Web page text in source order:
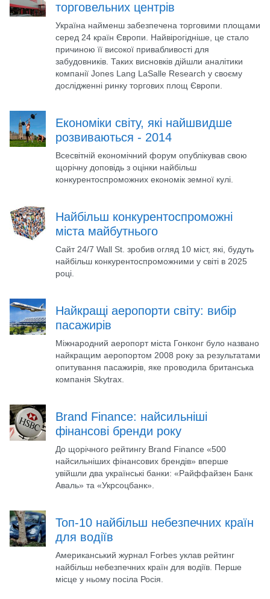
торговельних центрів
Україна найменш забезпечена торговими площами
серед 24 країн Європи. Найвірогідніше, це стало
причиною її високої привабливості для
забудовників. Таких висновків дійшли аналітики
компанії Jones Lang LaSalle Research у своєму
дослідженні ринку торгових площ Європи.
Економіки світу, які найшвидше
розвиваються - 2014
Всесвітній економічний форум опублікував свою
щорічну доповідь з оцінки найбільш
конкурентоспроможних економік земної кулі.
Найбільш конкурентоспроможні
міста майбутнього
Сайт 24/7 Wall St. зробив огляд 10 міст, які, будуть
найбільш конкурентоспроможними у світі в 2025
році.
Найкращі аеропорти світу: вибір
пасажирів
Міжнародний аеропорт міста Гонконг було названо
найкращим аеропортом 2008 року за результатами
опитування пасажирів, яке проводила британська
компанія Skytrax.
Brand Finance: найсильніші
фінансові бренди року
До щорічного рейтингу Brand Finance «500
найсильніших фінансових брендів» вперше
увійшли два українські банки: «Райффайзен Банк
Аваль» та «Укрсоцбанк».
Топ-10 найбільш небезпечних країн
для водіїв
Американський журнал Forbes уклав рейтинг
найбільш небезпечних країн для водіїв. Перше
місце у ньому посіла Росія.